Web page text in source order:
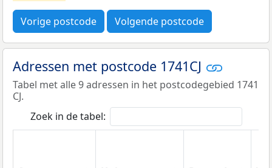
Vorige postcode Volgende postcode
Adressen met postcode 1741CJ
Tabel met alle 9 adressen in het postcodegebied 1741
CJ.
Zoek in de tabel: